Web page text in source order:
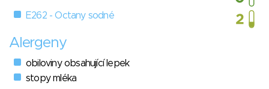
E262 - Octany sodné
Alergeny
obiloviny obsahující lepek
stopy mléka